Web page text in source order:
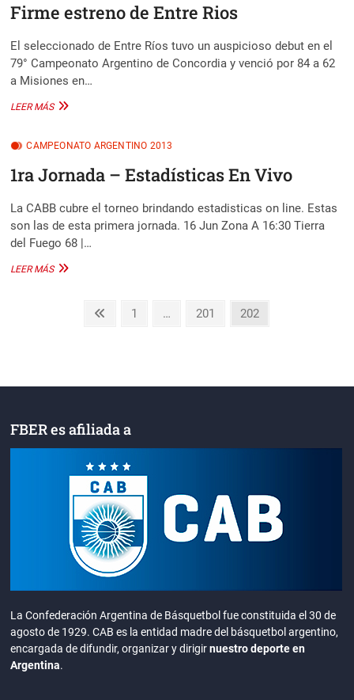
Firme estreno de Entre Rios
El seleccionado de Entre Ríos tuvo un auspicioso debut en el
79° Campeonato Argentino de Concordia y venció por 84 a 62
a Misiones en…
LEER MÁSFIRME
ENTRE
CAMPEONATO ARGENTINO 2013
1ra Jornada – Estadísticas En Vivo
La CABB cubre el torneo brindando estadisticas on line. Estas
son las de esta primera jornada. 16 Jun Zona A 16:30 Tierra
del Fuego 68 |…
LEER MÁS1RA
ESTADÍSTICASPrevious
Page
1 … Page
201 Page
202
FBER es afiliada a
La Confederación Argentina de Básquetbol fue constituida el 30 de
agosto de 1929. CAB es la entidad madre del básquetbol argentino,
encargada de difundir, organizar y dirigirnuestro deporte en
Argentina.